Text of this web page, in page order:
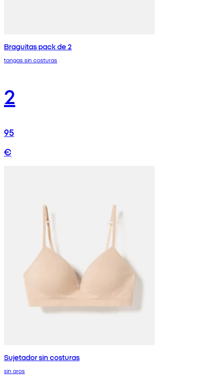
Braguitas pack de 2
tangas sin costuras
2
95
€
Sujetador sin costuras
sin aros